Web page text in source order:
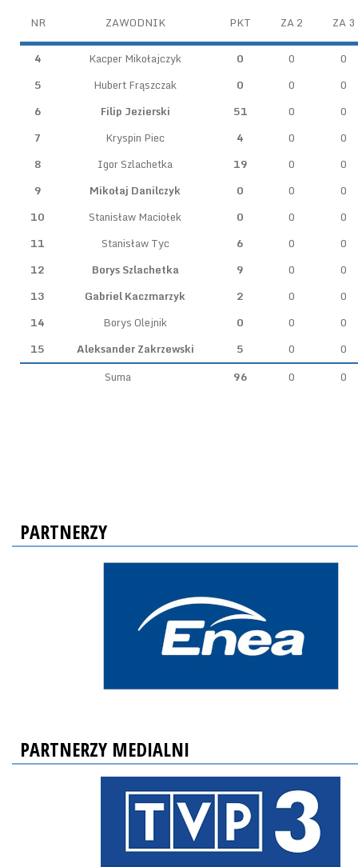
NR ZAWODNIK PKT ZA 2 ZA 3
4 Kacper Mikołajczyk 0 0
0
5
Hubert Frąszczak 0 0
0
6
Filip Jezierski 51 0
0
7
Kryspin Piec 4 0
0
8
Igor Szlachetka 19 0
0
9
Mikołaj Danilczyk 0 0
0
10
Stanisław Maciołek 0 0
0
11
Stanisław Tyc 6 0
0
12
Borys Szlachetka 9 0
0
13
Gabriel Kaczmarzyk 2 0
0
14
Borys Olejnik 0 0
0
15
Aleksander Zakrzewski 5 0
0
Suma
96 0 0
PARTNERZY
PARTNERZY MEDIALNI